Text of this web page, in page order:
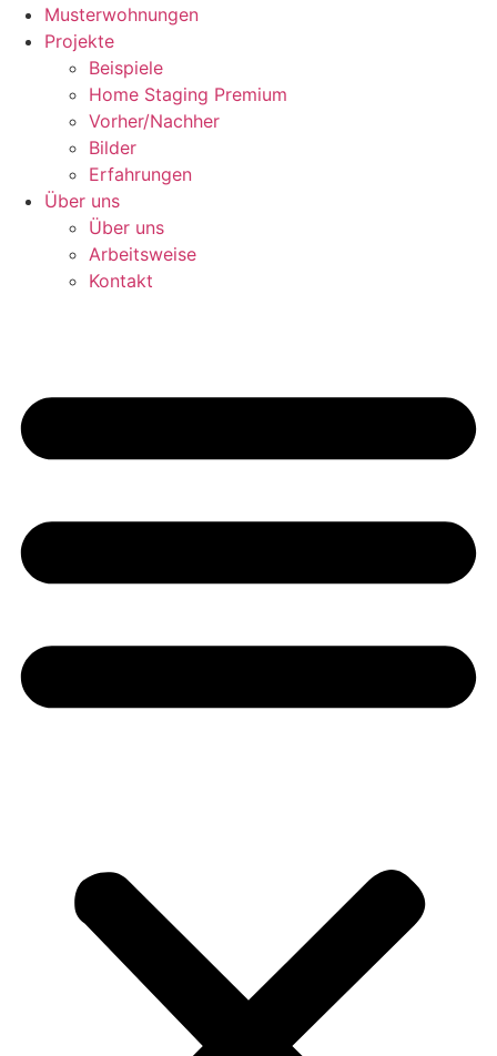
Musterwohnungen
Projekte
Beispiele
Home Staging Premium
Vorher/Nachher
Bilder
Erfahrungen
Über uns
Über uns
Arbeitsweise
Kontakt